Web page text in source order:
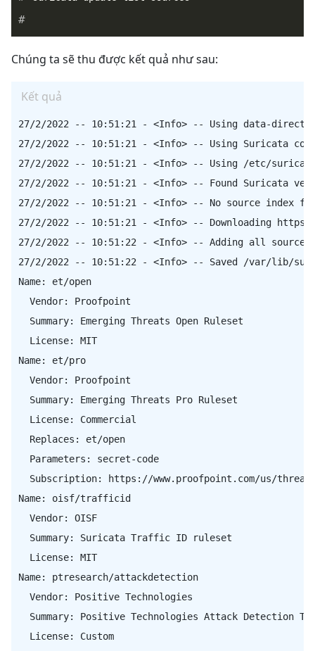
Chúng ta sẽ thu được kết quả như sau:
Kết quả
27/2/2022 -- 10:51:21 - <Info> -- Using data-
27/2/2022 -- 10:51:21 - <Info> -- Using Suricata
27/2/2022 -- 10:51:21 - <Info> -- Using /etc/
27/2/2022 -- 10:51:21 - <Info> -- Found Suricata
27/2/2022 -- 10:51:21 - <Info> -- No source index
27/2/2022 -- 10:51:21 - <Info> -- Downloading
27/2/2022 -- 10:51:22 - <Info> -- Adding all sources
27/2/2022 -- 10:51:22 - <Info> -- Saved /var/lib/
Name: et/open
  Vendor: Proofpoint
  Summary: Emerging Threats Open Ruleset
  License: MIT
Name: et/pro
  Vendor: Proofpoint
  Summary: Emerging Threats Pro Ruleset
  License: Commercial
  Replaces: et/open
  Parameters: secret-code
Subscription: https://www.proofpoint.com/us/
Name: oisf/trafficid
  Vendor: OISF
  Summary: Suricata Traffic ID ruleset
  License: MIT
Name: ptresearch/attackdetection
  Vendor: Positive Technologies
Summary: Positive Technologies Attack Detection
  License: Custom